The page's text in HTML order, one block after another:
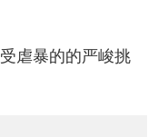
虐暴的的严峻挑